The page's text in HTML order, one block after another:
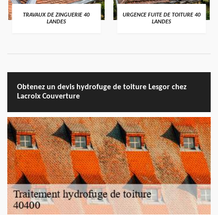
TRAVAUX DE ZINGUERIE 40
LANDES
URGENCE FUITE DE TOITURE 40
LANDES
Obtenez un devis hydrofuge de toiture Lesgor chez
Lacroix Couverture